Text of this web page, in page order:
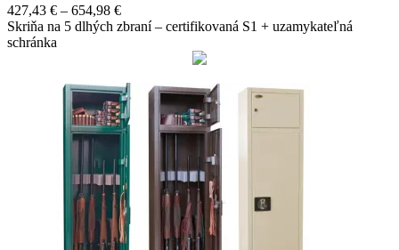
427,43 € – 654,98 €Price
range:
Skriňa na 5 dlhých zbraní – certifikovaná S1 + uzamykateľná
schránka